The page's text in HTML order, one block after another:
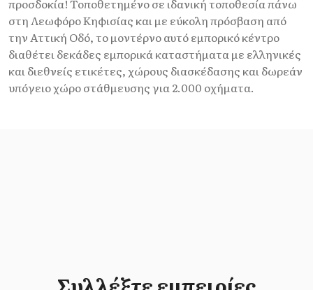
στη Λεωφόρο Κηφισίας και με εύκολη πρόσβαση από
την Αττική Οδό, το μοντέρνο αυτό εμπορικό κέντρο
διαθέτει δεκάδες εμπορικά καταστήματα με ελληνικές
και διεθνείς ετικέτες, χώρους διασκέδασης και δωρεάν
υπόγειο χώρο στάθμευσης για 2.000 οχήματα.